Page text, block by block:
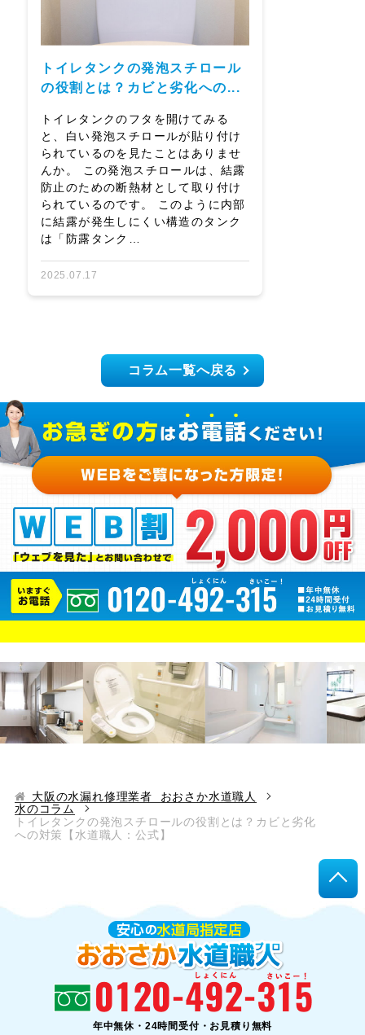
トイレタンクの発泡スチロール
の役割とは？カビと劣化への...
トイレタンクのフタを開けてみる
と、白い発泡スチロールが貼り付け
られているのを見たことはありませ
んか。 この発泡スチロールは、結露
防止のための断熱材として取り付け
られているのです。 このように内部
に結露が発生しにくい構造のタンク
は「防露タンク…
2025.07.17
コラム一覧へ戻る
大阪の水漏れ修理業者 おおさか水道職人
水のコラム
トイレタンクの発泡スチロールの役割とは？カビと劣化
への対策【水道職人：公式】
年中無休・24時間受付・お見積り無料